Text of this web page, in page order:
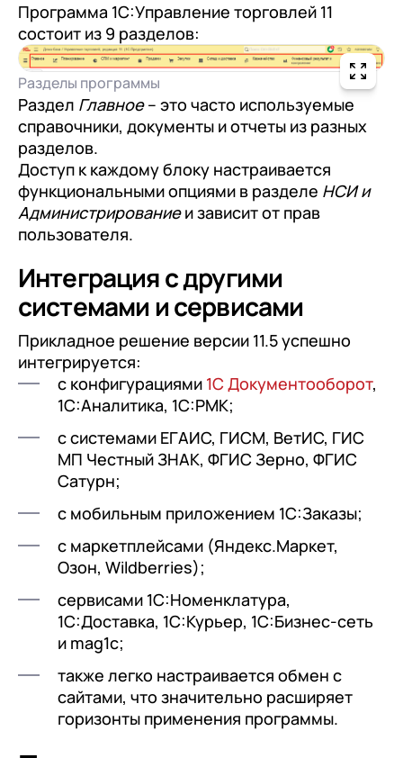
Программа 1С:Управление торговлей 11
состоит из 9 разделов:
Разделы программы
Раздел Главное– это часто используемые
справочники, документы и отчеты из разных
разделов.
Доступ к каждому блоку настраивается
функциональными опциями в разделе НСИ и
Администрированиеи зависит от прав
пользователя.
Интеграция с другими
системами и сервисами
Прикладное решение версии 11.5 успешно
интегрируется:
с конфигурациями 1С Документооборот,
1С:Аналитика, 1С:РМК;
с системами ЕГАИС, ГИСМ, ВетИС, ГИС
МП Честный ЗНАК, ФГИС Зерно, ФГИС
Сатурн;
с мобильным приложением 1С:Заказы;
с маркетплейсами (Яндекс.Маркет,
Озон, Wildberries);
сервисами 1С:Номенклатура,
1С:Доставка, 1С:Курьер, 1С:Бизнес-сеть
и mag1с;
также легко настраивается обмен с
сайтами, что значительно расширяет
горизонты применения программы.
+7 Номер телефона
Отправить
Я даю согласие на обработкуПерсональных
данных в соответствии с
Конфиденциальности
+7 Номер телефона
Отправить
Я даю согласие на обработку
данныхв соответствии сПолитикой
Конфиденциальности
+7 Номер телефона
Отправить
Я даю согласие на обработкуПерсональных
данных
Конфиденциальности
Перейти в корзину
Продолжить покупки